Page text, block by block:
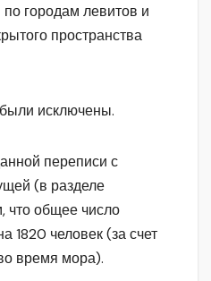
городам левитов и
пространства
исключены.
переписи с
(в разделе
что общее число
1820 человек (за счет
время мора).